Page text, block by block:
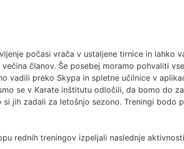
počasi vrača v ustaljene tirnice in lahko
članov. Še posebej moramo pohvaliti
vadili preko Skypa in spletne učilnice v
se v Karate inštitutu odločili, da bomo do
si jih zadali za letošnjo sezono. Treningi bodo
rednih treningov izpeljali naslednje